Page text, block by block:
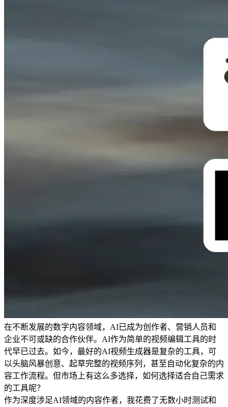
在不断发展的数字内容领域，AI已成为创作者、营销人员和
企业不可或缺的合作伙伴。AI作为简单的视频编辑工具的时
代早已过去。如今，最好的AI视频生成器是复杂的工具，可
以头脑风暴创意、起草完整的视频序列，甚至自动化复杂的内
容工作流程。但市场上有这么多选择，如何选择适合自己需求
的工具呢？
作为深度涉足AI领域的内容作者，我花费了无数小时测试和